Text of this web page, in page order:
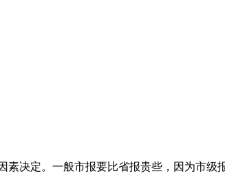
决定。一般市报要比省报贵些，因为市级